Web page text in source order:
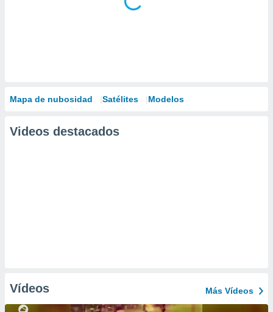
Mapa de nubosidad Satélites Modelos
Videos destacados
Vídeos Más Vídeos